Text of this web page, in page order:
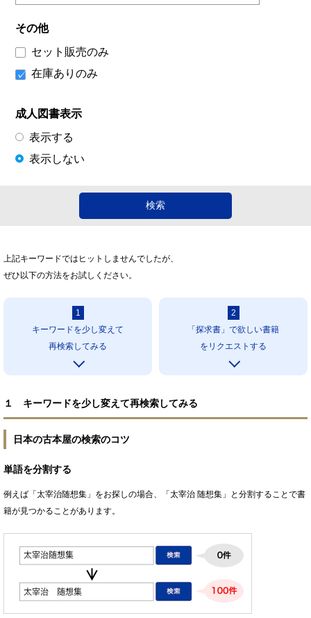
その他
セット販売のみ
在庫ありのみ
成人図書表示
表示する
表示しない
上記キーワードではヒットしませんでしたが、
ぜひ以下の方法をお試しください。
1
キーワードを少し変えて
再検索してみる
2
「探求書」で欲しい書籍
をリクエストする
１ キーワードを少し変えて再検索してみる
日本の古本屋の検索のコツ
単語を分割する
例えば「太宰治随想集」をお探しの場合、「太宰治 随想集」と分割することで書
籍が見つかることがあります。